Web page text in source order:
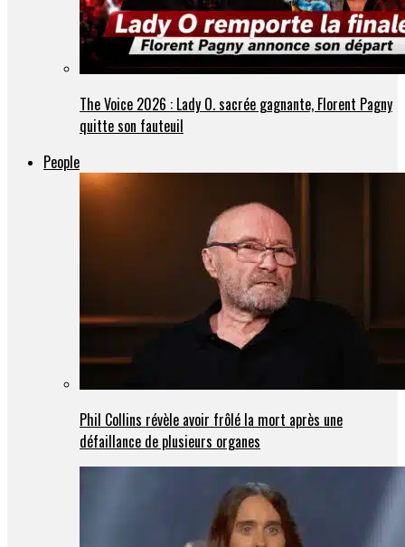
The Voice 2026 : Lady O. sacrée gagnante, Florent Pagny
quitte son fauteuil
People
Phil Collins révèle avoir frôlé la mort après une
défaillance de plusieurs organes